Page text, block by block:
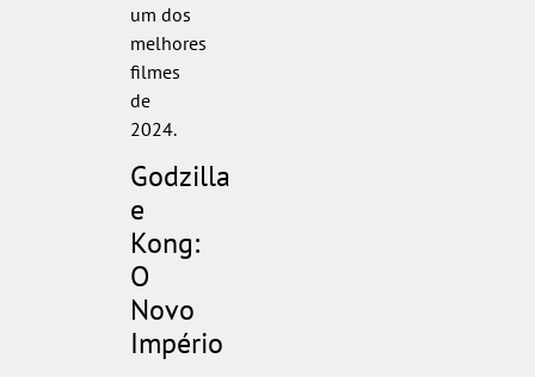
um dos
melhores
filmes
de
2024.
Godzilla
e
Kong:
O
Novo
Império